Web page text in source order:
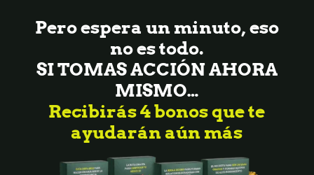
Pero espera un minuto, eso
no es todo.
SI TOMAS ACCIÓN AHORA
MISMO…
Recibirás 4 bonos que te
ayudarán aún más